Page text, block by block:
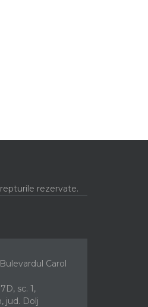
rezervate.
Carol
sc. 1,
jud. Dolj